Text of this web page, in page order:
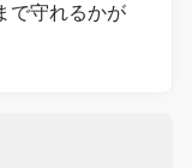
で守れるかが